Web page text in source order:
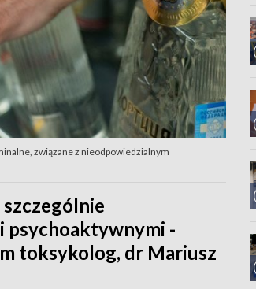
związane z nieodpowiedzialnym
psychoaktywnymi -
toksykolog, dr Mariusz